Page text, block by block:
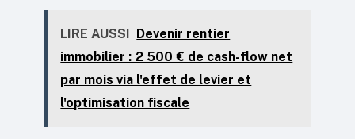
LIRE AUSSI Devenir rentier
immobilier : 2 500 € de cash-flow net
par mois via l'effet de levier et
l'optimisation fiscale